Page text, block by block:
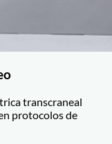
transcraneal
protocolos de